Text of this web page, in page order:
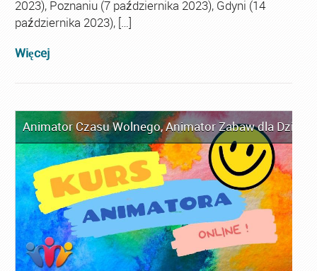
2023), Poznaniu (7 października 2023), Gdyni (14
października 2023), […]
Więcej
Animator Czasu Wolnego,Animator Zabaw dla Dzieci